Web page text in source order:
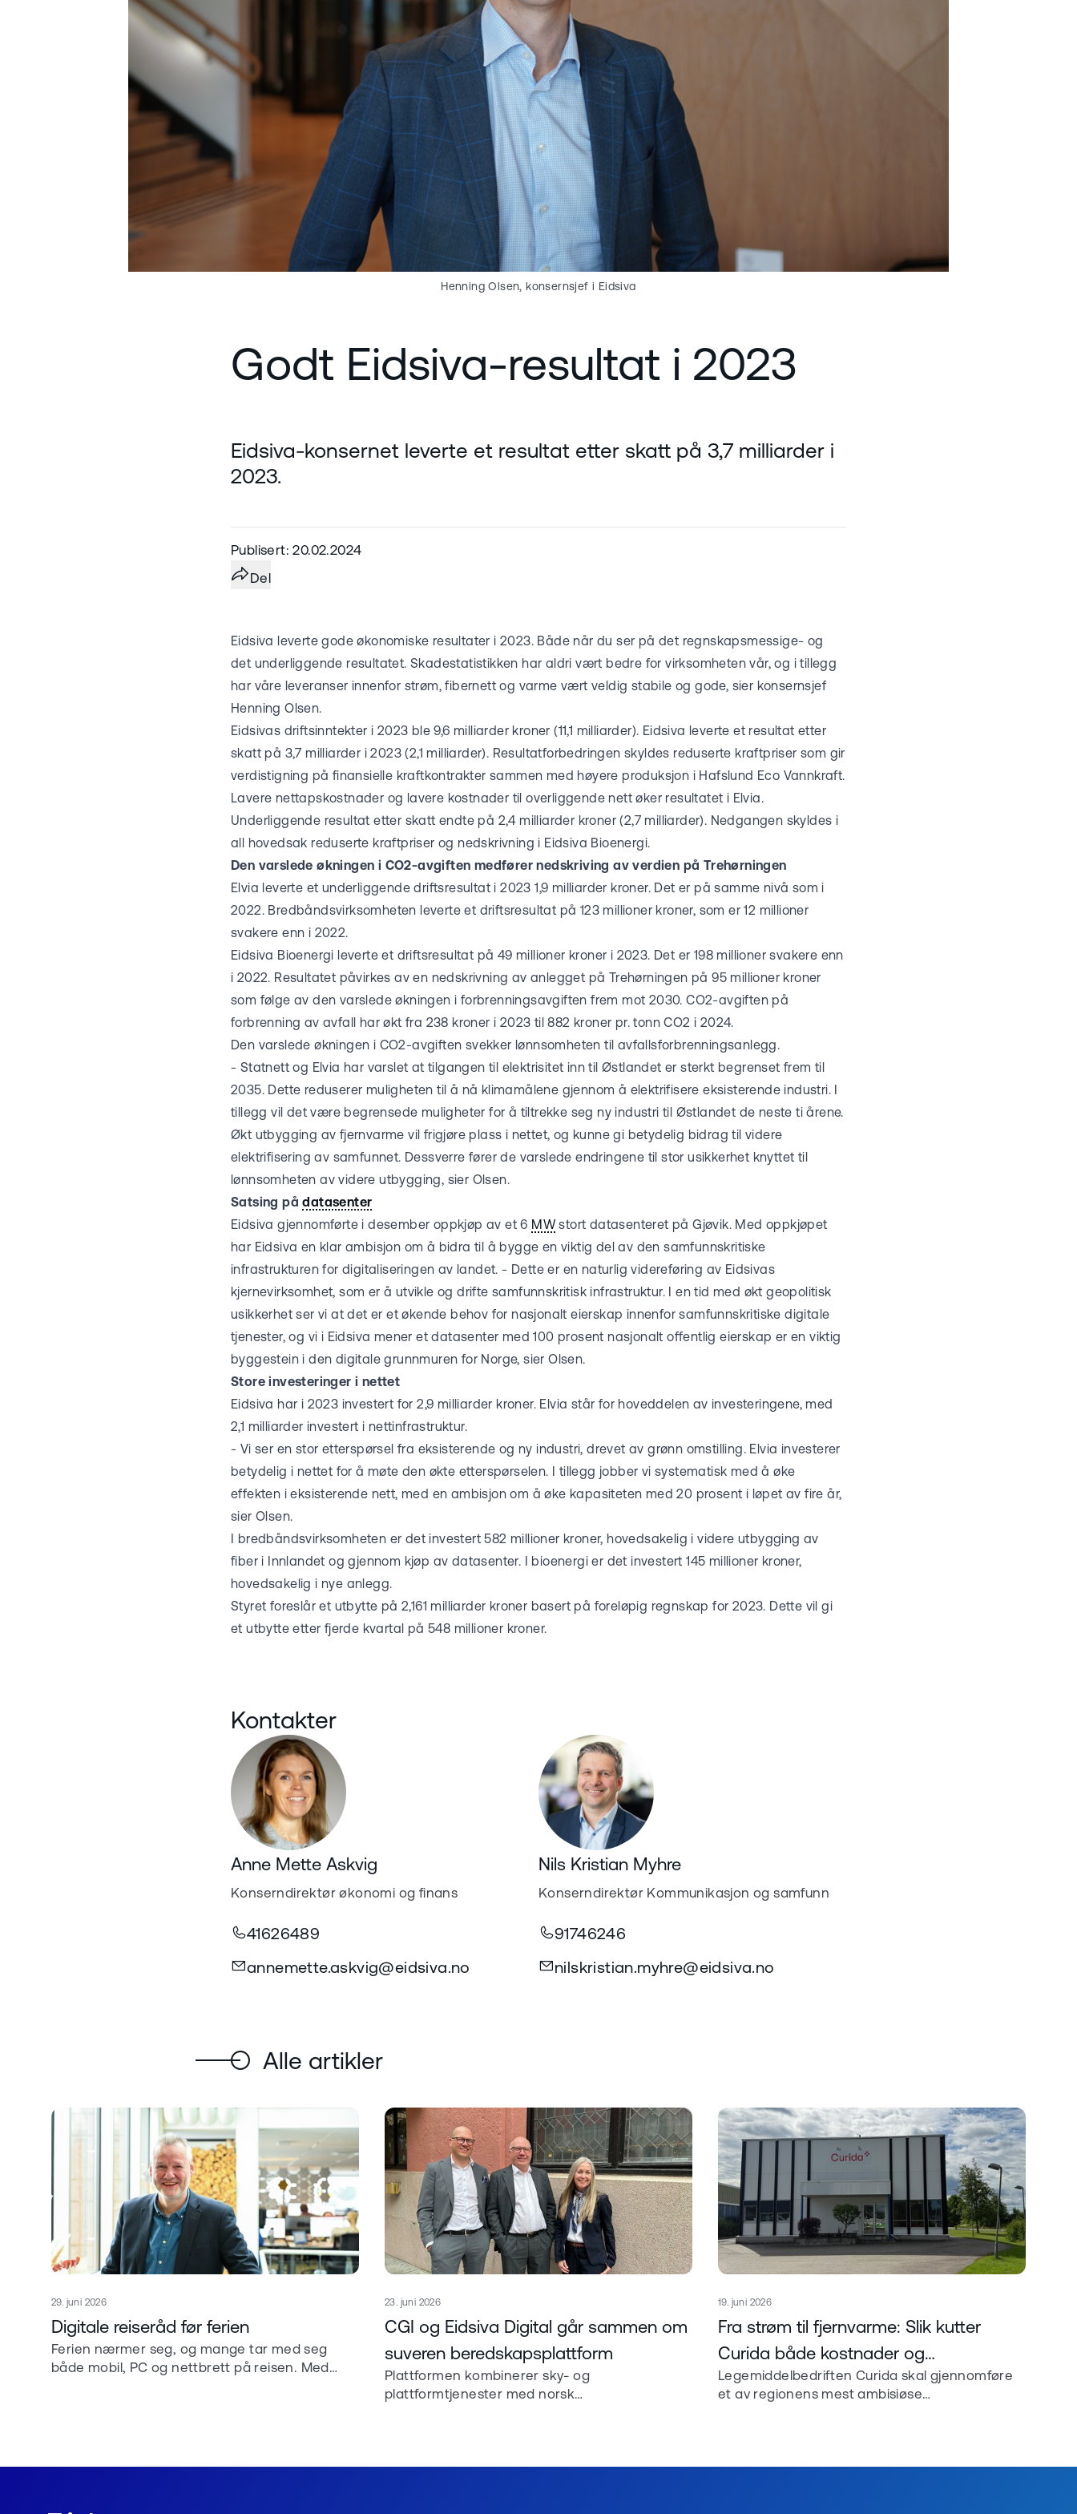
Henning Olsen, konsernsjef i Eidsiva
Godt Eidsiva-resultat i 2023
Eidsiva-konsernet leverte et resultat etter skatt på 3,7 milliarder i
2023.
Publisert: 20.02.2024
Del
Eidsiva leverte gode økonomiske resultater i 2023. Både når du ser på det regnskapsmessige- og
det underliggende resultatet. Skadestatistikken har aldri vært bedre for virksomheten vår, og i tillegg
har våre leveranser innenfor strøm, fibernett og varme vært veldig stabile og gode, sier konsernsjef
Henning Olsen.
Eidsivas driftsinntekter i 2023 ble 9,6 milliarder kroner (11,1 milliarder). Eidsiva leverte et resultat etter
skatt på 3,7 milliarder i 2023 (2,1 milliarder). Resultatforbedringen skyldes reduserte kraftpriser som gir
verdistigning på finansielle kraftkontrakter sammen med høyere produksjon i Hafslund Eco Vannkraft.
Lavere nettapskostnader og lavere kostnader til overliggende nett øker resultatet i Elvia.
Underliggende resultat etter skatt endte på 2,4 milliarder kroner (2,7 milliarder). Nedgangen skyldes i
all hovedsak reduserte kraftpriser og nedskrivning i Eidsiva Bioenergi.
Den varslede økningen i CO2-avgiften medfører nedskriving av verdien på Trehørningen
Elvia leverte et underliggende driftsresultat i 2023 1,9 milliarder kroner. Det er på samme nivå som i
2022. Bredbåndsvirksomheten leverte et driftsresultat på 123 millioner kroner, som er 12 millioner
svakere enn i 2022.
Eidsiva Bioenergi leverte et driftsresultat på 49 millioner kroner i 2023. Det er 198 millioner svakere enn
i 2022. Resultatet påvirkes av en nedskrivning av anlegget på Trehørningen på 95 millioner kroner
som følge av den varslede økningen i forbrenningsavgiften frem mot 2030. CO2-avgiften på
forbrenning av avfall har økt fra 238 kroner i 2023 til 882 kroner pr. tonn CO2 i 2024.
Den varslede økningen i CO2-avgiften svekker lønnsomheten til avfallsforbrenningsanlegg.
- Statnett og Elvia har varslet at tilgangen til elektrisitet inn til Østlandet er sterkt begrenset frem til
2035. Dette reduserer muligheten til å nå klimamålene gjennom å elektrifisere eksisterende industri. I
tillegg vil det være begrensede muligheter for å tiltrekke seg ny industri til Østlandet de neste ti årene.
Økt utbygging av fjernvarme vil frigjøre plass i nettet, og kunne gi betydelig bidrag til videre
elektrifisering av samfunnet. Dessverre fører de varslede endringene til stor usikkerhet knyttet til
lønnsomheten av videre utbygging, sier Olsen.
Satsing pådatasenter
Eidsiva gjennomførte i desember oppkjøp av et 6 MWstort datasenteret på Gjøvik. Med oppkjøpet
har Eidsiva en klar ambisjon om å bidra til å bygge en viktig del av den samfunnskritiske
infrastrukturen for digitaliseringen av landet. - Dette er en naturlig videreføring av Eidsivas
kjernevirksomhet, som er å utvikle og drifte samfunnskritisk infrastruktur. I en tid med økt geopolitisk
usikkerhet ser vi at det er et økende behov for nasjonalt eierskap innenfor samfunnskritiske digitale
tjenester, og vi i Eidsiva mener et datasenter med 100 prosent nasjonalt offentlig eierskap er en viktig
byggestein i den digitale grunnmuren for Norge, sier Olsen.
Store investeringer i nettet
Eidsiva har i 2023 investert for 2,9 milliarder kroner. Elvia står for hoveddelen av investeringene, med
2,1 milliarder investert i nettinfrastruktur.
- Vi ser en stor etterspørsel fra eksisterende og ny industri, drevet av grønn omstilling. Elvia investerer
betydelig i nettet for å møte den økte etterspørselen. I tillegg jobber vi systematisk med å øke
effekten i eksisterende nett, med en ambisjon om å øke kapasiteten med 20 prosent i løpet av fire år,
sier Olsen.
I bredbåndsvirksomheten er det investert 582 millioner kroner, hovedsakelig i videre utbygging av
fiber i Innlandet og gjennom kjøp av datasenter. I bioenergi er det investert 145 millioner kroner,
hovedsakelig i nye anlegg.
Styret foreslår et utbytte på 2,161 milliarder kroner basert på foreløpig regnskap for 2023. Dette vil gi
et utbytte etter fjerde kvartal på 548 millioner kroner.
Kontakter
Anne Mette Askvig
Konserndirektør økonomi og finans
41626489
annemette.askvig@eidsiva.no
Nils Kristian Myhre
Konserndirektør Kommunikasjon og samfunn
91746246
nilskristian.myhre@eidsiva.no
Alle artikler
Publisert
29. juni 2026
Les mer om
Digitale reiseråd før ferien
Ferien nærmer seg, og mange tar med seg
både mobil, PC og nettbrett på reisen. Med
Publisert
23. juni 2026
Les mer om
CGI og Eidsiva Digital går sammen om
suveren beredskapsplattform
Plattformen kombinerer sky- og
plattformtjenester med norsk
Publisert
19. juni 2026
Les mer om
Fra strøm til fjernvarme: Slik kutter
Curida både kostnader og
klimaavtrykk
Legemiddelbedriften Curida skal gjennomføre
et av regionens mest ambisiøse
halveres.